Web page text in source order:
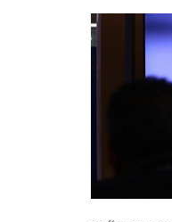
กรุงเทพฯโด
มาเราปรับเ